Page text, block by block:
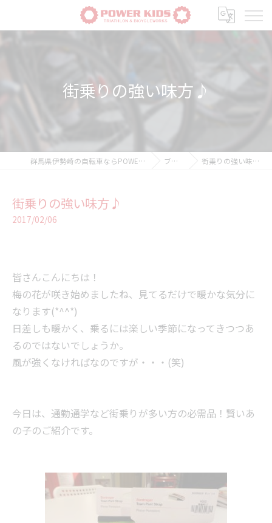
街乗りの強い味方♪
群馬県伊勢崎の自転車ならPOWER-KIDS ブログ 街乗りの強い味方♪
街乗りの強い味方♪
2017/02/06
皆さんこんにちは！
梅の花が咲き始めましたね、見てるだけで暖かな気分に
なります(*^^*)
日差しも暖かく、乗るには楽しい季節になってきつつあ
るのではないでしょうか。
風が強くなければなのですが・・・(笑)
今日は、通勤通学など街乗りが多い方の必需品！賢いあ
の子のご紹介です。